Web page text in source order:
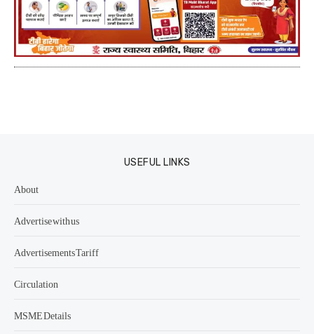
USEFUL LINKS
About
Advertise with us
Advertisements Tariff
Circulation
MSME Details